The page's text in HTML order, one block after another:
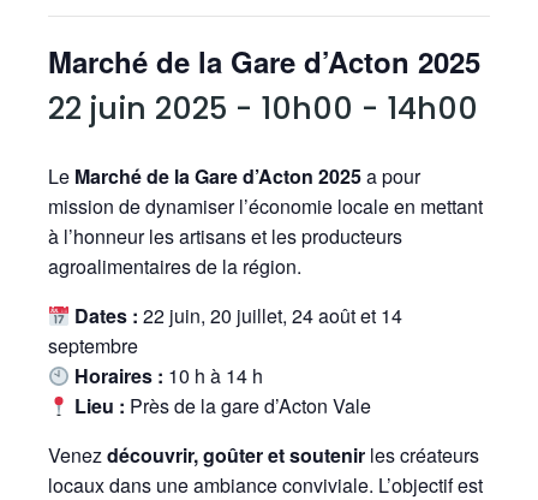
Marché de la Gare d’Acton 2025
22 juin 2025 - 10h00 - 14h00
Le Marché de la Gare d’Acton 2025a pour
mission de dynamiser l’économie locale en mettant
à l’honneur les artisans et les producteurs
agroalimentaires de la région.
Dates : 22 juin, 20 juillet, 24 août et 14
septembre
Horaires : 10 h à 14 h
Lieu : Près de la gare d’Acton Vale
Venezdécouvrir, goûter et soutenir les créateurs
locaux dans une ambiance conviviale. L’objectif est